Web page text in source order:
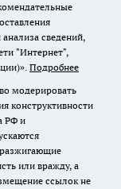
сведений,
"Интернет",
Подробнее
модерировать
конструктивности
РФ и
или вражду, а
ссылок не